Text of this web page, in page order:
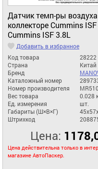
Датчик темп-ры
коллекторе Cummins
Cummins ISF 3.8L
Добавить в избранное
Код товара
28222
Страна
Китай
Бренд
Каталожный номер
Номер производителя
Вес товара
0.028
Ед. измерения
шт.
Габариты (Ш×В×Г)
Штрихкод
Цена:
Цена действительна только в
магазине АвтоПаскер.